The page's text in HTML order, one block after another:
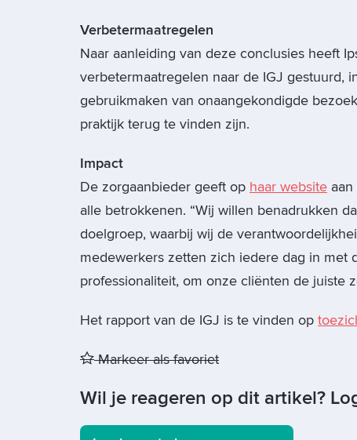
Verbetermaatregelen
Naar aanleiding van deze conclusies heeft
verbetermaatregelen naar de IGJ gestuurd,
gebruikmaken van onaangekondigde
praktijk terug te vinden zijn.
Impact
De zorgaanbieder geeft op haar website
alle betrokkenen. “Wij willen benadrukken
doelgroep, waarbij wij de
medewerkers zetten zich iedere dag in met
professionaliteit, om onze cliënten de juiste
Het rapport van de IGJ is te vinden op
Markeer als favoriet
Wil je reageren op dit artikel?